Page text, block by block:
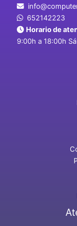
652142223
Horario de
9:00h a 18:00h